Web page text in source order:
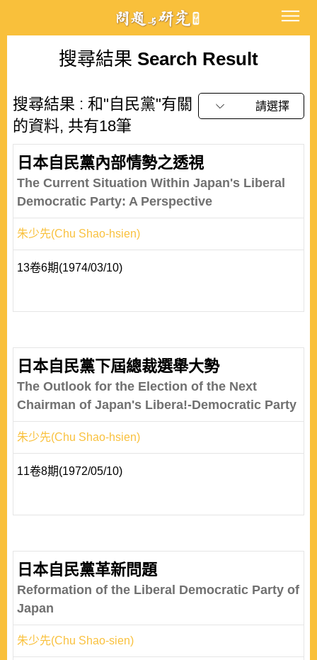
搜尋結果 Search Result
搜尋結果 : 和"自民黨"有關
的資料, 共有18筆
請選擇
日本自民黨內部情勢之透視
The Current Situation Within Japan's Liberal
Democratic Party: A Perspective
朱少先(Chu Shao-hsien)
13卷6期(1974/03/10)
日本自民黨下屆總裁選舉大勢
The Outlook for the Election of the Next
Chairman of Japan's Libera!-Democratic Party
朱少先(Chu Shao-hsien)
11卷8期(1972/05/10)
日本自民黨革新問題
Reformation of the Liberal Democratic Party of
Japan
朱少先(Chu Shao-sien)